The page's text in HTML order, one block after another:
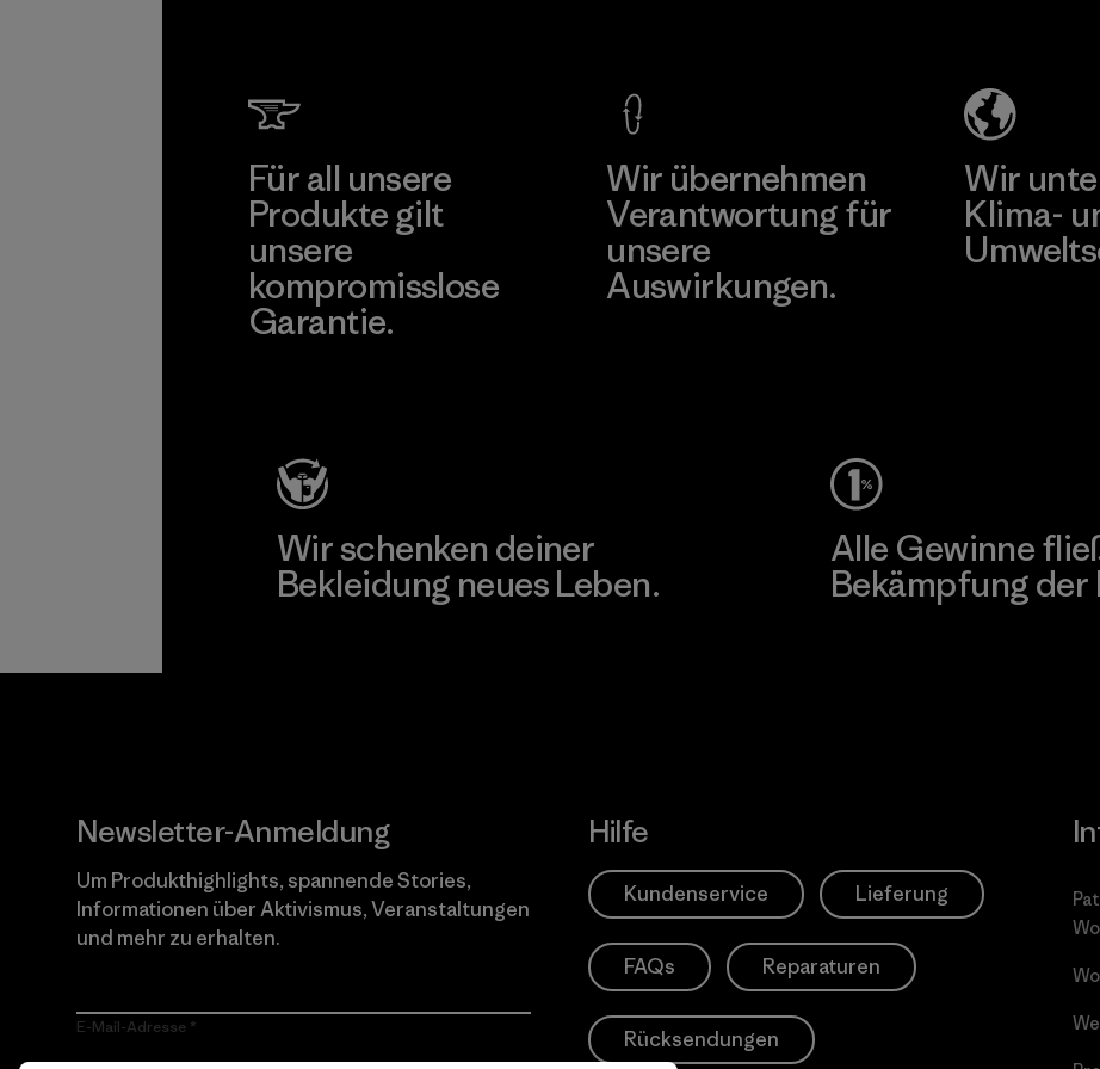
Mehr dazu
Für all unsere
Produkte gilt
unsere
kompromisslose
Garantie.
Wir übernehmen
Verantwortung für
unsere
Auswirkungen.
Wir
Klima-
Wir schenken deiner
Bekleidung neues Leben.
Alle Gewinne
Bekämpfung der
Newsletter-Anmeldung
Um Produkthighlights, spannende Stories,
Informationen über Aktivismus, Veranstaltungen
und mehr zu erhalten.
E-Mail-Adresse
Hilfe
Kundenservice Lieferung
FAQs Reparaturen
Rücksendungen